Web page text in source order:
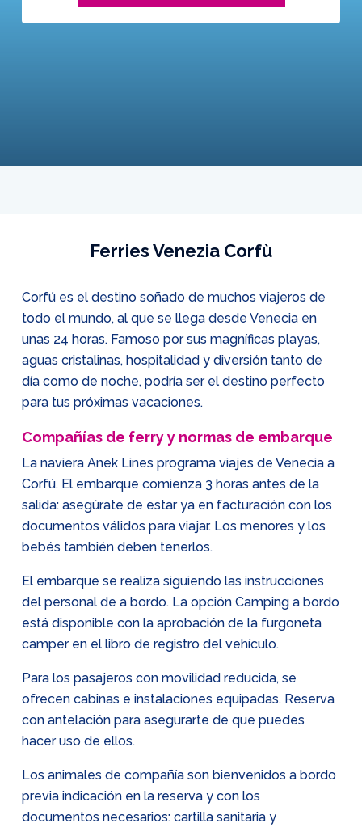
Ferries Venezia Corfù
Corfú es el destino soñado de muchos viajeros de
todo el mundo, al que se llega desde Venecia en
unas 24 horas. Famoso por sus magníficas playas,
aguas cristalinas, hospitalidad y diversión tanto de
día como de noche, podría ser el destino perfecto
para tus próximas vacaciones.
Compañías de ferry y normas de embarque
La naviera Anek Lines programa viajes de Venecia a
Corfú. El embarque comienza 3 horas antes de la
salida: asegúrate de estar ya en facturación con los
documentos válidos para viajar. Los menores y los
bebés también deben tenerlos.
El embarque se realiza siguiendo las instrucciones
del personal de a bordo. La opción Camping a bordo
está disponible con la aprobación de la furgoneta
camper en el libro de registro del vehículo.
Para los pasajeros con movilidad reducida, se
ofrecen cabinas e instalaciones equipadas. Reserva
con antelación para asegurarte de que puedes
hacer uso de ellos.
Los animales de compañía son bienvenidos a bordo
previa indicación en la reserva y con los
documentos necesarios: cartilla sanitaria y